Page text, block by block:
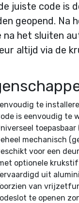
juiste code is
geopend. Na
na het sluiten
altijd via de
te
is eenvoudig te
mechanisch
voor een
optionele
uit
van
te openen